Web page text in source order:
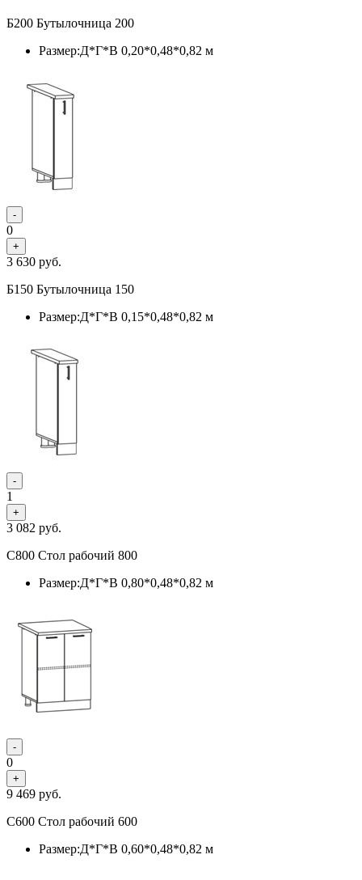
Б200 Бутылочница 200
Размер:Д*Г*В 0,20*0,48*0,82 м
-
0
+
3 630 руб.
Б150 Бутылочница 150
Размер:Д*Г*В 0,15*0,48*0,82 м
-
1
+
3 082 руб.
С800 Стол рабочий 800
Размер:Д*Г*В 0,80*0,48*0,82 м
-
0
+
9 469 руб.
С600 Стол рабочий 600
Размер:Д*Г*В 0,60*0,48*0,82 м